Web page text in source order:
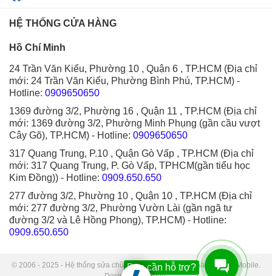
HỆ THỐNG CỬA HÀNG
Hồ Chí Minh
24 Trần Văn Kiểu, Phường 10 , Quận 6 , TP.HCM (Địa chỉ
mới: 24 Trần Văn Kiểu, Phường Bình Phú, TP.HCM) -
Hotline: 0909650650
1369 đường 3/2, Phường 16 , Quận 11 , TP.HCM (Địa chỉ
mới: 1369 đường 3/2, Phường Minh Phụng (gần cầu vượt
Cây Gõ), TP.HCM) - Hotline: 0909650650
317 Quang Trung, P.10 , Quận Gò Vấp , TP.HCM (Địa chỉ
mới: 317 Quang Trung, P. Gò Vấp, TPHCM(gần tiểu học
Kim Đồng)) - Hotline: 0909.650.650
277 đường 3/2, Phường 10 , Quận 10 , TP.HCM (Địa chỉ
mới: 277 đường 3/2, Phường Vườn Lài (gần ngã tư
đường 3/2 và Lê Hồng Phong), TP.HCM) - Hotline:
0909.650.650
© 2006 - 2025 - Hệ thống sửa chữa điện thoại di động Thành Trung Mobile.
Bạn cần hỗ trợ?